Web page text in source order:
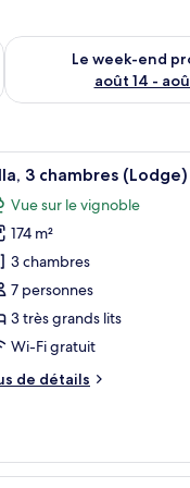
août 7 - août 9
Le week-end
août 14 -
Vérifier la disponibilité
:
6 3 chambres (Lodge)
Vue sur le vignoble
174 m²
3 chambres
7 personnes
3 très grands lits
Wi-Fi gratuit
de détails